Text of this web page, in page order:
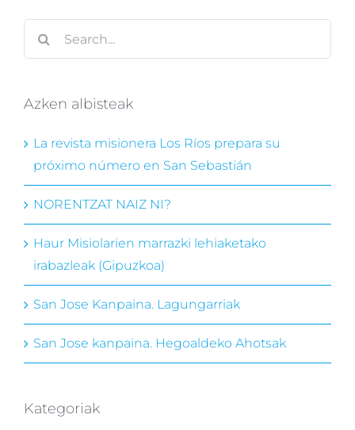
Azken albisteak
La revista misionera Los Ríos prepara su
próximo número en San Sebastián
NORENTZAT NAIZ NI?
Haur Misiolarien marrazki lehiaketako
irabazleak (Gipuzkoa)
San Jose Kanpaina. Lagungarriak
San Jose kanpaina. Hegoaldeko Ahotsak
Kategoriak